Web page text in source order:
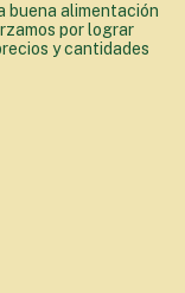
buena alimentación
por lograr
y cantidades